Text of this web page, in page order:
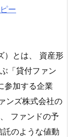
ー
）とは、 資産形
「貸付ファン
参加する企業
ンズ株式会社の
ファンドの予
託のような値動